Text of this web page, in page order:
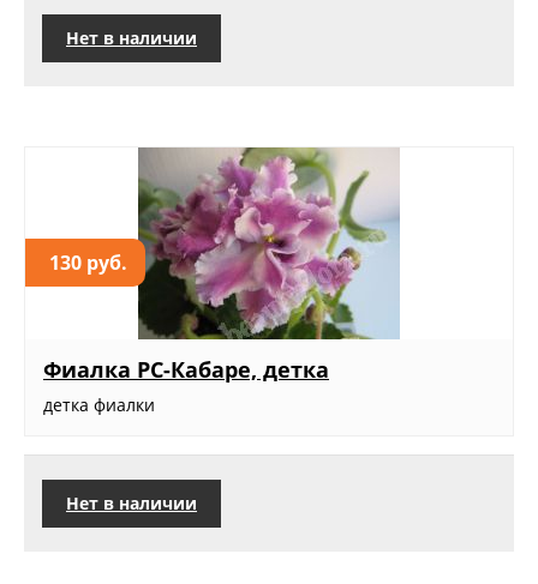
Нет в наличии
130 руб.
Фиалка РС-Кабаре, детка
детка фиалки
Нет в наличии